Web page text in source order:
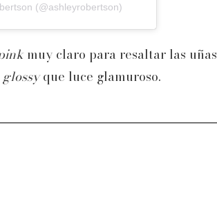
(@ashleyrobertson)
muy claro para resaltar las uñas
glossyque luce glamuroso.